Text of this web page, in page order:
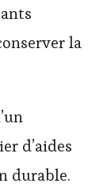
la
d’aides
durable.